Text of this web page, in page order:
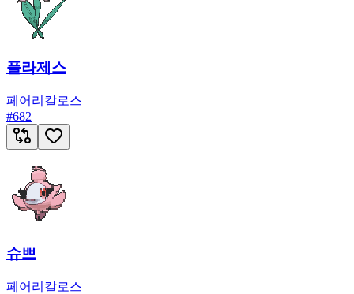
플라제스
페어리 칼로스
#682
슈쁘
페어리 칼로스